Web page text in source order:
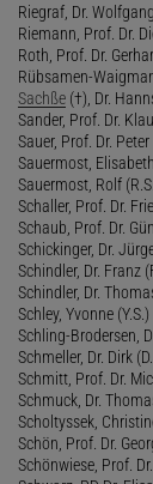
Riegraf, Dr.
Riemann, Prof. Dr.
Roth, Prof. Dr.
Rübsamen-
Sachße (†), Dr.
Sander, Prof. Dr.
Sauer, Prof. Dr. Peter
Sauermost,
Sauermost, Rolf
Schaller, Prof. Dr.
Schaub, Prof. Dr.
Schickinger, Dr.
Schindler, Dr. Franz
Schindler, Dr.
Schley, Yvonne (Y.S.)
Schling-Brodersen,
Schmeller, Dr. Dirk
Schmitt, Prof. Dr.
Schmuck, Dr.
Scholtyssek,
Schön, Prof. Dr.
Schönwiese, Prof.